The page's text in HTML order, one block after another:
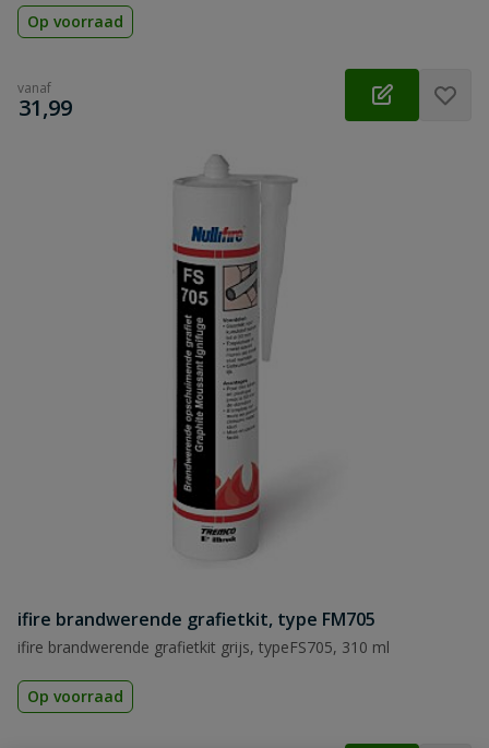
Op voorraad
vanaf
€
31,99
ifire brandwerende grafietkit, type FM705
ifire brandwerende grafietkit grijs, typeFS705, 310 ml
Op voorraad